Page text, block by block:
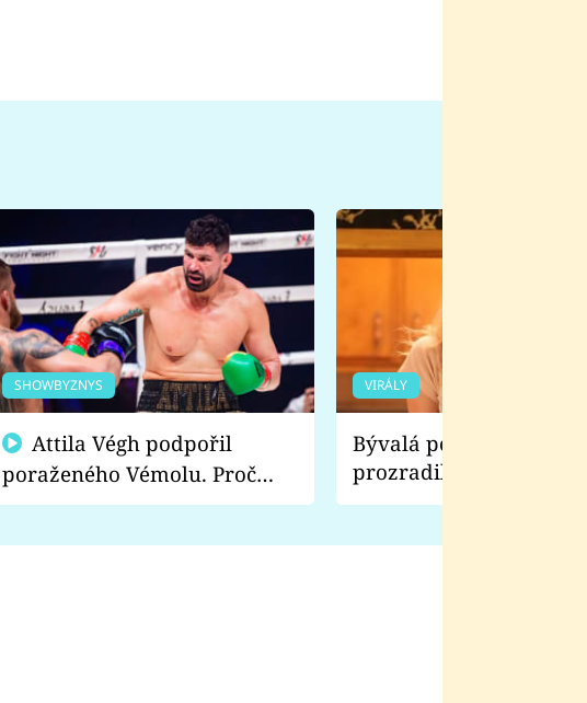
SHOWBYZNYS
poraženého Vémolu. Proč
chce raději zápasit s ním než
VIRÁLY
Bývalá pornoherečka
prozradila, co ji
natáčení Euforie.